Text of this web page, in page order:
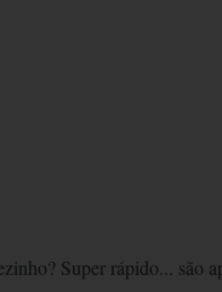
Super rápido... são